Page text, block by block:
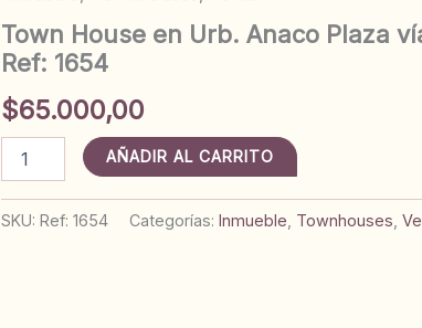
Town House en Urb. Anaco Plaza
Ref: 1654
$65.000,00
House
Urb.
AÑADIR AL CARRITO
SKU: Ref: 1654 Categorías: Inmueble Townhouses